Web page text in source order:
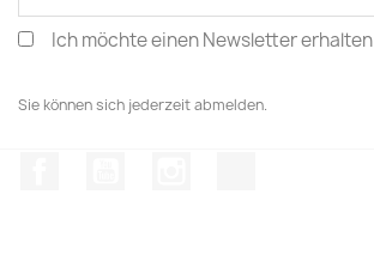
Ich möchte einen Newsletter erhalten
Sie können sich jederzeit abmelden.